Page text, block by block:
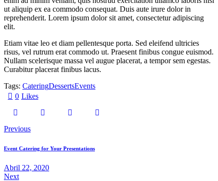
ut aliquip ex ea commodo consequat. Duis aute irure dolor in
reprehenderit. Lorem ipsum dolor sit amet, consectetur adipiscing
elit.
Etiam vitae leo et diam pellentesque porta. Sed eleifend ultricies
risus, vel rutrum erat commodo ut. Praesent finibus congue euismod.
Nullam scelerisque massa vel augue placerat, a tempor sem egestas.
Curabitur placerat finibus lacus.
Tags: CateringDessertsEvents
0 Likes
Previous
Event Catering for Your Presentations
Abril 22, 2020
Next